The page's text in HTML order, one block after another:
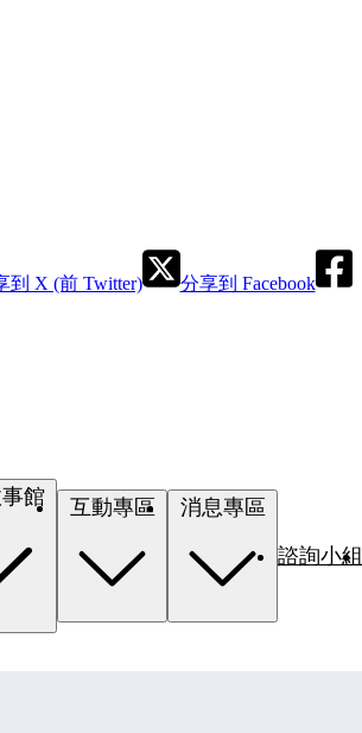
到 X (前 Twitter) 分享到 Facebook
資料故事館
諮詢小組